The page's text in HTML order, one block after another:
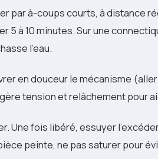
par à-coups courts, à distance
5 à 10 minutes. Sur une
l’eau.
en douceur le mécanisme
tension et relâchement pour
Une fois libéré, essuyer
peinte, ne pas saturer pour